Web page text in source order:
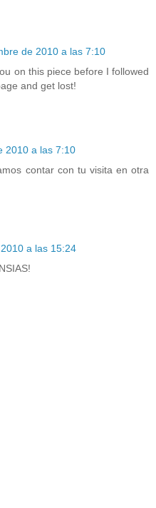
de 2010 a las 7:10
on this piece before I followed
and get lost!
2010 a las 7:10
contar con tu visita en otra
a las 15:24